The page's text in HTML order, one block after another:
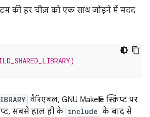
की हर चीज़ को एक साथ जोड़ने में मदद
वैरिएबल, GNU Makefile स्क्रिप्ट पर
सबसे हाल ही के include के बाद से